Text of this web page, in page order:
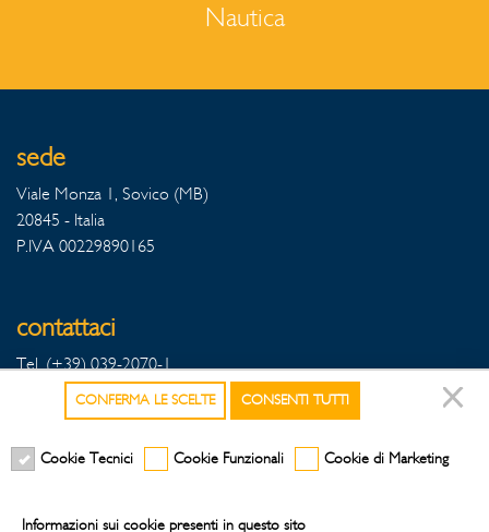
Nautica
sede
Viale Monza 1, Sovico (MB)
20845 - Italia
P.IVA 00229890165
contattaci
Tel. (+39) 039-2070-1
Fax Export (+39) 039-2070342
Fax Italia (+39) 039-2070396
CONFERMA LE SCELTE CONSENTI TUTTI
Cookie Tecnici Cookie Funzionali Cookie di Marketing
Informazioni sui cookie presenti in questo sito